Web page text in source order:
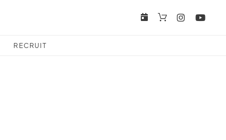
RECRUIT